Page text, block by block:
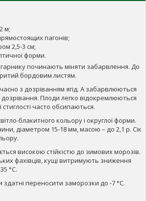
м;
пагонів;
2,5-3 см;
форми.
починають міняти забарвлення. До
бордовим листям.
з дозріванням ягід. А забарвлюються
Плоди легко відокремлюються
стиглості часто обсипаються.
блакитного кольору і округлої форми.
діаметром 15-18 мм, масою – до 2,1 р. Сік
високою стійкістю до зимових морозів.
фахівців, кущі витримують зниження
°С.
здатні переносити заморозки до -7 °С.